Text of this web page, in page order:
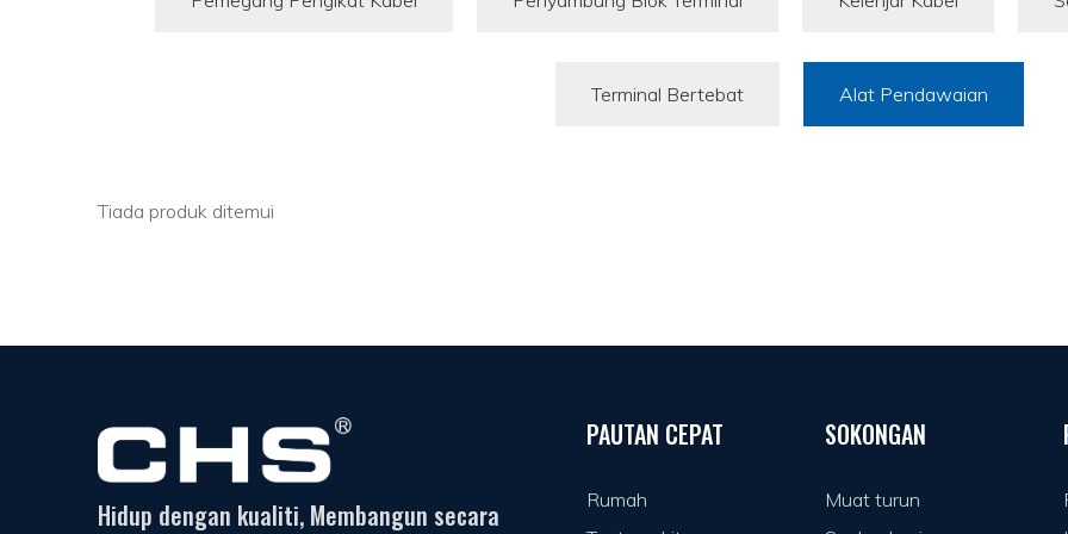
Terminal Bertebat Alat Pendawaian
Tiada produk ditemui
Hidup dengan kualiti, Membangun secara
PAUTAN CEPAT
Rumah
SOKONGAN
Muat turun